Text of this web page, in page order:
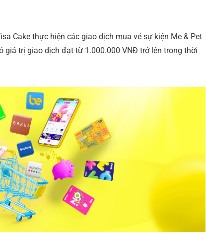
Cake thực hiện các giao dịch mua vé sự kiện Me & Pet
giá trị giao dịch đạt từ 1.000.000 VNĐ trở lên trong thời